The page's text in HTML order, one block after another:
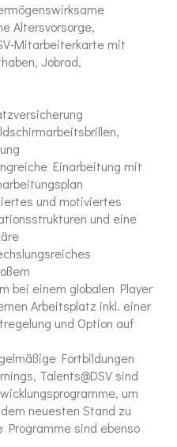
Altersvorsorge,
Mitarbeiterkarte mit
Jobrad,
Einarbeitung mit
und motiviertes
und eine
bei einem globalen Player
Arbeitsplatz inkl. einer
und Option auf
Fortbildungen
Talents@DSV sind
um
neuesten Stand zu
sind ebenso